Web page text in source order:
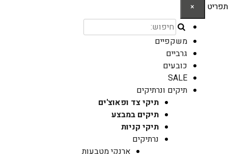
תפריט ×
משקפיים
גרביים
כובעים
SALE
תיקים ונרתיקים
תיקי צד ופאוצ'ים
תיקים במבצע
תיקי קניות
נרתיקים